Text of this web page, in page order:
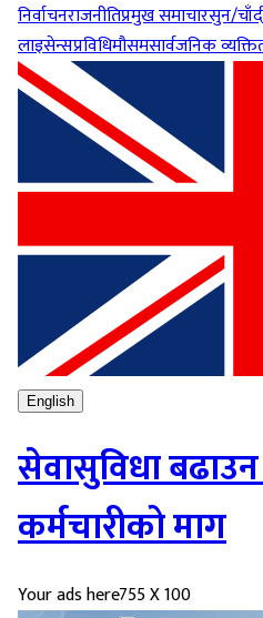
निर्वाचनराजनीतिप्रमुख समाचारसुन/
लाइसेन्सप्रविधिमौसमसार्वजनिक
English
सेवासुविधा बढाउन
कर्मचारीको माग
Your ads here755 X 100